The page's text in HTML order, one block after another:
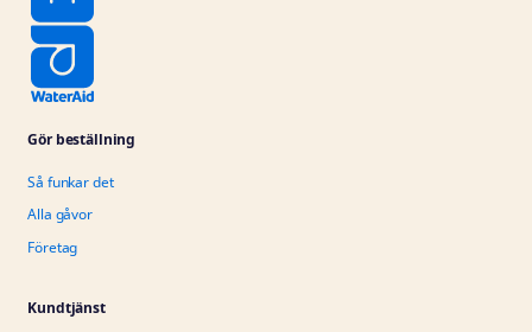
Gör beställning
Så funkar det
Alla gåvor
Företag
Kundtjänst